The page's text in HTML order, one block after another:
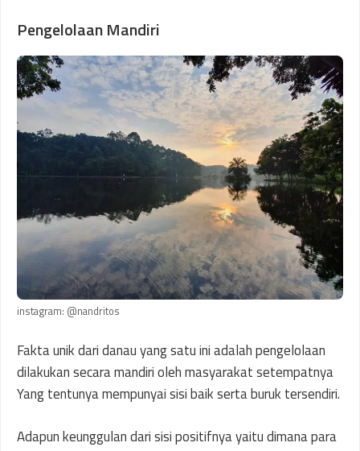
Pengelolaan Mandiri
instagram: @nandritos
Fakta unik dari danau yang satu ini adalah pengelolaan
dilakukan secara mandiri oleh masyarakat setempatnya
Yang tentunya mempunyai sisi baik serta buruk tersendiri.
Adapun keunggulan dari sisi positifnya yaitu dimana para